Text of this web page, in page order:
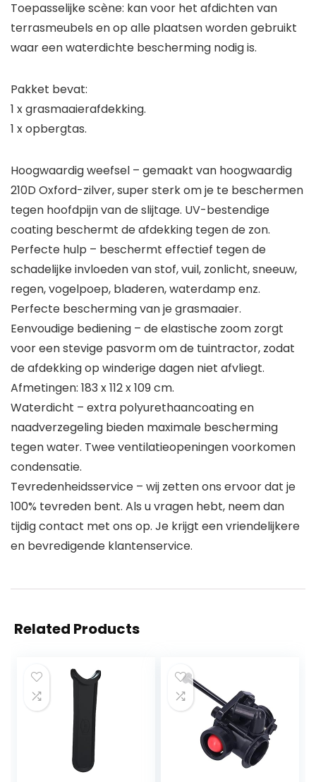
Toepasselijke scène: kan voor het afdichten van
terrasmeubels en op alle plaatsen worden gebruikt
waar een waterdichte bescherming nodig is.
Pakket bevat:
1 x grasmaaierafdekking.
1 x opbergtas.
Hoogwaardig weefsel – gemaakt van hoogwaardig
210D Oxford-zilver, super sterk om je te beschermen
tegen hoofdpijn van de slijtage. UV-bestendige
coating beschermt de afdekking tegen de zon.
Perfecte hulp – beschermt effectief tegen de
schadelijke invloeden van stof, vuil, zonlicht, sneeuw,
regen, vogelpoep, bladeren, waterdamp enz.
Perfecte bescherming van je grasmaaier.
Eenvoudige bediening – de elastische zoom zorgt
voor een stevige pasvorm om de tuintractor, zodat
de afdekking op winderige dagen niet afvliegt.
Afmetingen: 183 x 112 x 109 cm.
Waterdicht – extra polyurethaancoating en
naadverzegeling bieden maximale bescherming
tegen water. Twee ventilatieopeningen voorkomen
condensatie.
Tevredenheidsservice – wij zetten ons ervoor dat je
100% tevreden bent. Als u vragen hebt, neem dan
tijdig contact met ons op. Je krijgt een vriendelijkere
en bevredigende klantenservice.
Related Products